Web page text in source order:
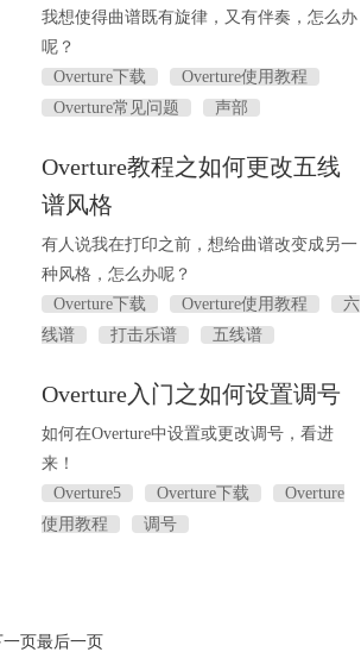
我想使得曲谱既有旋律，又有伴奏，怎么办
呢？
Overture下载
Overture使用教程
Overture常见问题
声部
Overture教程之如何更改五线
谱风格
有人说我在打印之前，想给曲谱改变成另一
种风格，怎么办呢？
Overture下载
Overture使用教程
六
线谱
打击乐谱 五线谱
Overture入门之如何设置调号
如何在Overture中设置或更改调号，看进
来！
Overture5
Overture下载
Overture
使用教程
调号
一页最后一页